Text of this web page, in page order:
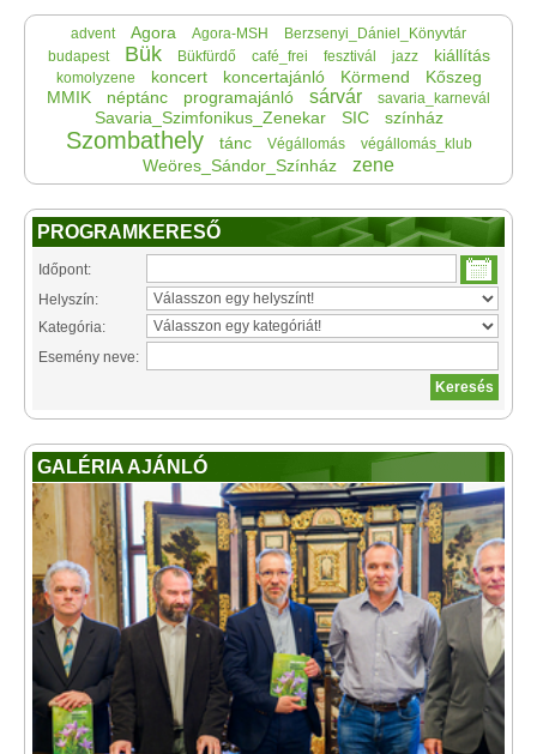
advent Agora Agora-MSH
Berzsenyi_Dániel_Könyvtár
budapest
Bük Bükfürdő café_frei fesztivál jazz kiállítás
komolyzene koncert koncertajánló Körmend
Kőszeg
MMIK
néptánc programajánló sárvár savaria_karnevál
Savaria_Szimfonikus_Zenekar SIC színház
Szombathely tánc Végállomás végállomás_klub
Weöres_Sándor_Színház zene
PROGRAMKERESŐ
Időpont:
Helyszín:
Kategória:
Esemény neve:
GALÉRIA AJÁNLÓ